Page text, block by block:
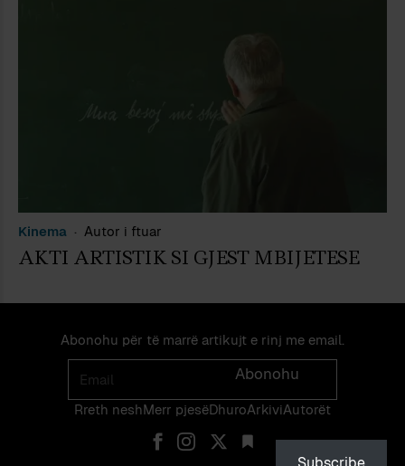
Kinema Autor i ftuar
AKTI ARTISTIK SI GJEST MBIJETESE
Abonohu për të marrë artikujt e rinj me email.
Email
Abonohu
Rreth neshMerr pjes​​ë​DhuroArkiviAutorët